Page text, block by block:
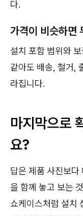
다.
가격이 비슷하면
설치 포함 범위와
같아도 배송, 철거,
라집니다.
마지막으로
요?
답은 제품 사진보
을 함께 놓고 보는
쇼케이스처럼 설치